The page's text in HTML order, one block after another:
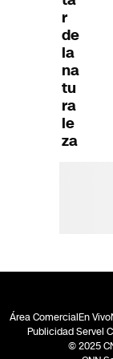
r
de
la
na
tu
ra
le
za
Área ComercialEn Vivo
Publicidad Servel
© 2025